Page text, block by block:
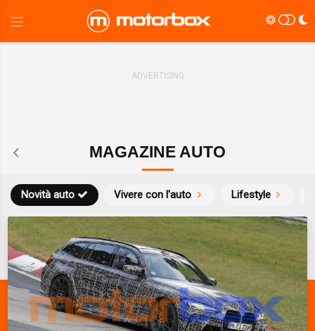
MAGAZINE AUTO
Novità auto Vivere con l'auto Lifestyle